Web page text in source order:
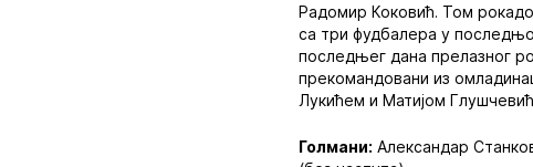
Радомир Коковић. Том
са три фудбалера у
последњег дана прелазног
прекомандовани из
Лукићем и Матијом
Голмани: Александар